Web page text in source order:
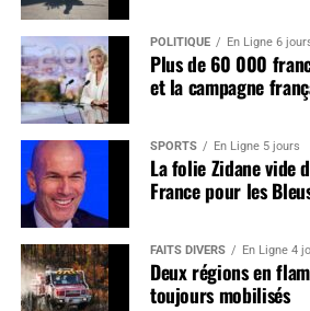
POLITIQUE En Ligne 6
Plus de 60 000
et la campagne
SPORTS En Ligne 5 jours
La folie Zidane vide
France pour les
FAITS DIVERS En Ligne 4
Deux régions en
toujours mobilisés